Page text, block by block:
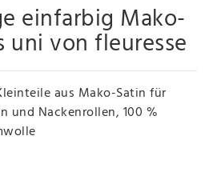
einfarbig Mako-
uni von fleuresse
aus Mako-Satin für
und Nackenrollen, 100 %